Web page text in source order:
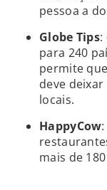
pessoa a
Globe Tips:
para 240
permite
deve
locais.
HappyCow
mais de